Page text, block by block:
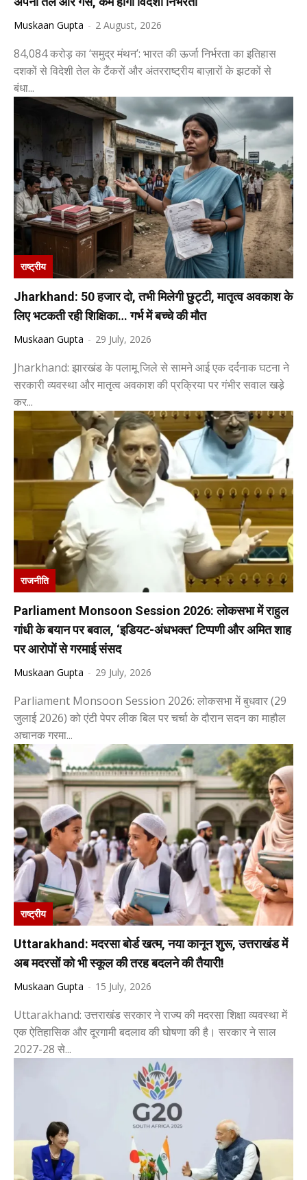
Muskaan Gupta - 2 August, 2026
84,084 करोड़ का ‘समुद्र मंथन’: भारत की ऊर्जा निर्भरता का इतिहास
दशकों से विदेशी तेल के टैंकरों और अंतरराष्ट्रीय बाज़ारों के झटकों से
बंधा...
राष्ट्रीय
Jharkhand: ₹50 हजार दो, तभी मिलेगी छुट्टी, मातृत्व अवकाश के
लिए भटकती रही शिक्षिका… गर्भ में बच्चे की मौत
Muskaan Gupta - 29 July, 2026
Jharkhand: झारखंड के पलामू जिले से सामने आई एक दर्दनाक घटना ने
सरकारी व्यवस्था और मातृत्व अवकाश की प्रक्रिया पर गंभीर सवाल खड़े
कर...
राजनीति
Parliament Monsoon Session 2026: लोकसभा में राहुल
गांधी के बयान पर बवाल, ‘इडियट-अंधभक्त’ टिप्पणी और अमित शाह
पर आरोपों से गरमाई संसद
Muskaan Gupta - 29 July, 2026
Parliament Monsoon Session 2026: लोकसभा में बुधवार (29
जुलाई 2026) को एंटी पेपर लीक बिल पर चर्चा के दौरान सदन का माहौल
अचानक गरमा...
राष्ट्रीय
Uttarakhand: मदरसा बोर्ड खत्म, नया कानून शुरू, उत्तराखंड में
अब मदरसों को भी स्कूल की तरह बदलने की तैयारी!
Muskaan Gupta - 15 July, 2026
Uttarakhand: उत्तराखंड सरकार ने राज्य की मदरसा शिक्षा व्यवस्था में
एक ऐतिहासिक और दूरगामी बदलाव की घोषणा की है। सरकार ने साल
2027-28 से...